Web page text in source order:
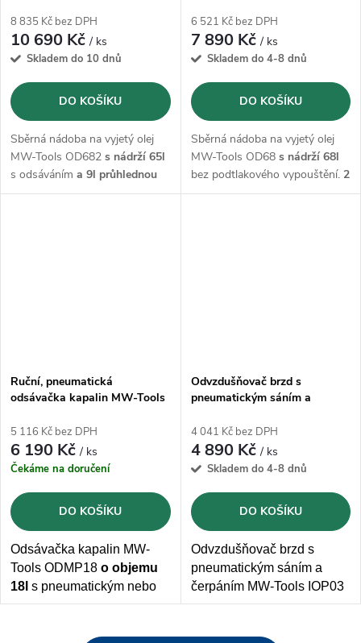
8 835 Kč bez DPH
10 690 Kč/ ks
Skladem do 10 dnů
DO KOŠÍKU
Sběrná nádoba na vyjetý olej
MW-Tools OD682 s nádrží 65l
s odsáváním a 9l průhlednou
odměrkou.2 pevná kola a 2
6 521 Kč bez DPH
7 890 Kč/ ks
Skladem do 4-8 dnů
DO KOŠÍKU
Sběrná nádoba na vyjetý olej
MW-Tools OD68 s nádrží 68l
bez podtlakového vypouštění. 2
pevná kola a 2 otočná kola
Ruční, pneumatická
odsávačka kapalin MW-Tools
5 116 Kč bez DPH
6 190 Kč/ ks
Čekáme na doručení
DO KOŠÍKU
Odsávačka kapalin MW-
Tools ODMP18 o objemu
18l s pneumatickým nebo
ručním sáním dodávánas3
Odvzdušňovač brzd s
pneumatickým sáním a
4 041 Kč bez DPH
4 890 Kč/ ks
Skladem do 4-8 dnů
DO KOŠÍKU
Odvzdušňovač brzd s
pneumatickým sáním a
čerpáním MW-Tools IOP03
o objemu 3l. Vyrobeno z